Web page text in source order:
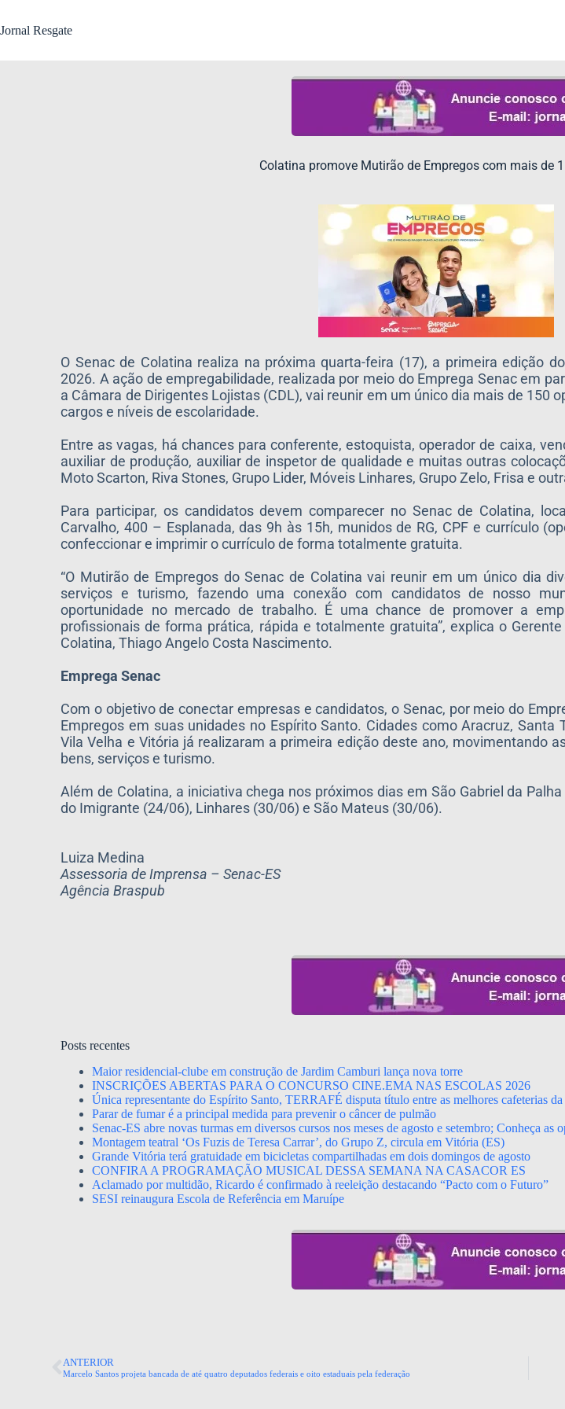
Jornal Resgate
Colatina promove Mutirão de Empregos com mais de
O Senac de Colatina realiza na próxima quarta-feira (17), a primeira edição
2026. A ação de empregabilidade, realizada por meio do Emprega Senac em
a Câmara de Dirigentes Lojistas (CDL), vai reunir em um único dia mais de 150
cargos e níveis de escolaridade.
Entre as vagas, há chances para conferente, estoquista, operador de caixa,
auxiliar de produção, auxiliar de inspetor de qualidade e muitas outras
Moto Scarton, Riva Stones, Grupo Lider, Móveis Linhares, Grupo Zelo, Frisa e
Para participar, os candidatos devem comparecer no Senac de Colatina,
Carvalho, 400 – Esplanada, das 9h às 15h, munidos de RG, CPF e currículo
confeccionar e imprimir o currículo de forma totalmente gratuita.
“O Mutirão de Empregos do Senac de Colatina vai reunir em um único dia
serviços e turismo, fazendo uma conexão com candidatos de nosso
oportunidade no mercado de trabalho. É uma chance de promover a
profissionais de forma prática, rápida e totalmente gratuita”, explica o
Colatina, Thiago Angelo Costa Nascimento.
Emprega Senac
Com o objetivo de conectar empresas e candidatos, o Senac, por meio do
Empregos em suas unidades no Espírito Santo. Cidades como Aracruz, Santa
Vila Velha e Vitória já realizaram a primeira edição deste ano, movimentando
bens, serviços e turismo.
Além de Colatina, a iniciativa chega nos próximos dias em São Gabriel da
do Imigrante (24/06), Linhares (30/06) e São Mateus (30/06).
Luiza Medina
Assessoria de Imprensa – Senac-ES
Agência Braspub
Posts recentes
Maior residencial-clube em construção de Jardim Camburi lança nova torre
INSCRIÇÕES ABERTAS PARA O CONCURSO CINE.EMA NAS ESCOLAS 2026
Única representante do Espírito Santo, TERRAFÉ disputa título entre as melhores cafeterias
Parar de fumar é a principal medida para prevenir o câncer de pulmão
Senac-ES abre novas turmas em diversos cursos nos meses de agosto e setembro; Conheça as
Montagem teatral ‘Os Fuzis de Teresa Carrar’, do Grupo Z, circula em Vitória (ES)
Grande Vitória terá gratuidade em bicicletas compartilhadas em dois domingos de agosto
CONFIRA A PROGRAMAÇÃO MUSICAL DESSA SEMANA NA CASACOR ES
Aclamado por multidão, Ricardo é confirmado à reeleição destacando “Pacto com o Futuro”
SESI reinaugura Escola de Referência em Maruípe
ANTERIOR
Marcelo Santos projeta bancada de até quatro deputados federais e oito estaduais pela federação